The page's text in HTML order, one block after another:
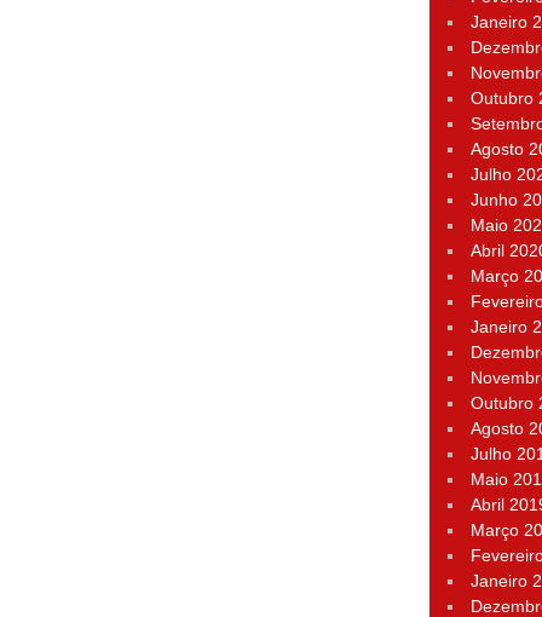
Janeiro
Outubro
Agosto
Julho
Junho
Maio
Abril
Março
Janeiro
Outubro
Agosto
Julho
Maio
Abril
Março
Janeiro